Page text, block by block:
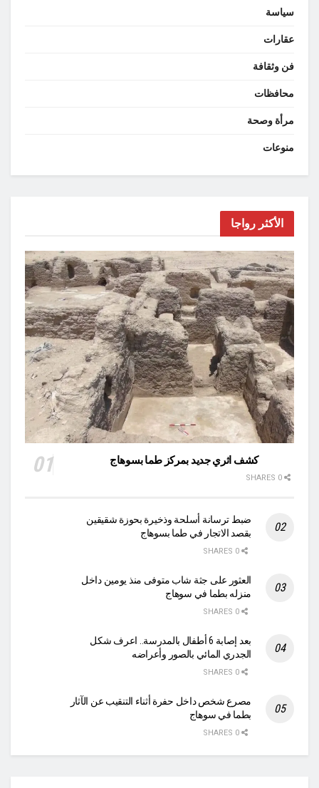
سياسة
عقارات
فن وثقافة
محافظات
مرأة وصحة
منوعات
الأكثر رواجا
كشف اثري جديد بمركز طما بسوهاج
ضبط ترسانة أسلحة وذخيرة بحوزة شقيقين
بقصد الاتجار في طما بسوهاج
العثور على جثة شاب متوفى منذ يومين داخل
منزله بطما في سوهاج
بعد إصابة 6 أطفال بالمدرسة.. اعرف شكل
الجدري المائي بالصور وأعراضه
مصرع شخص داخل حفرة أثناء التنقيب عن الآثار
بطما في سوهاج